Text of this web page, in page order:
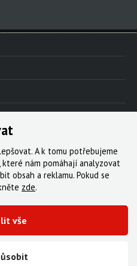
Cyklo Žitný, s.r.o.|Zásady cookies
A k tomu potřebujeme
, které nám pomáhají analyzovat
obsah a reklamu. Pokud se
zde.
vše